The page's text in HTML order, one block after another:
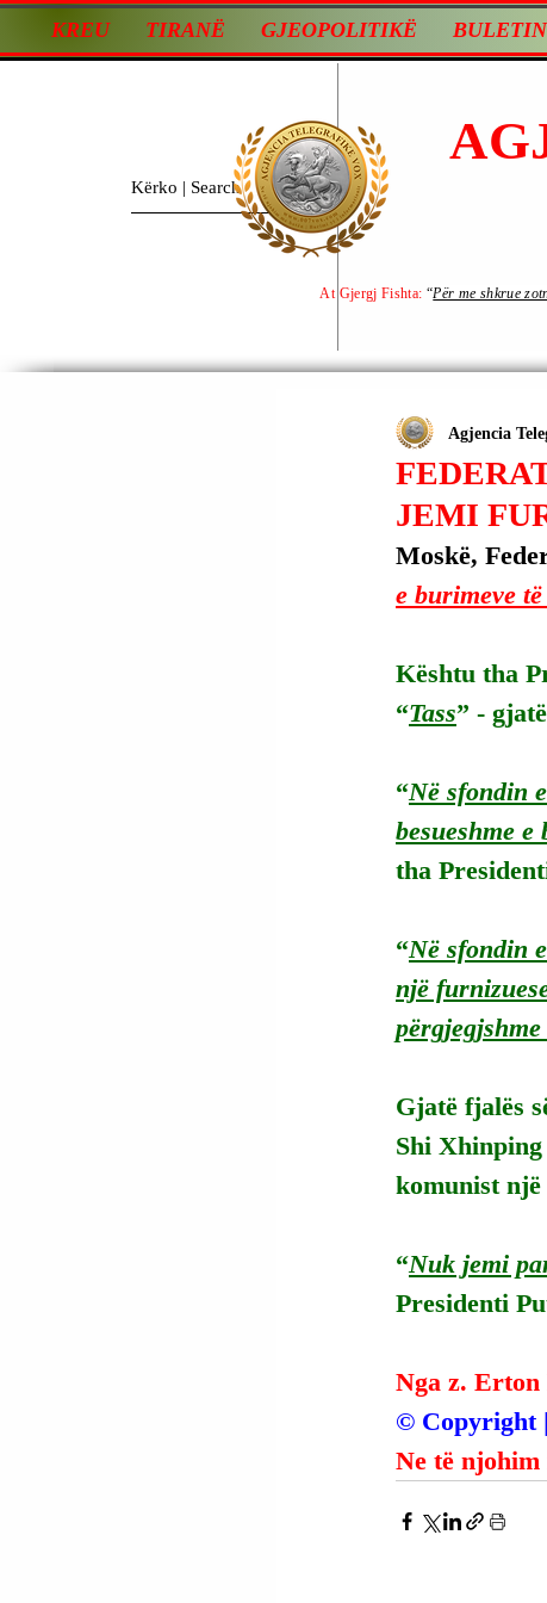
KREU TIRANË GJEOPOLITIKË
At Gjergj Fishta: “Për me shkrue
JEMI
Agjencia
Moskë,
e burimeve
Kështu tha
“Tass” -
“Në sfondin
besueshme
tha
“Në sfondin
një
Gjatë fjalës
Shi
komunist
“Nuk jemi
Presidenti
Nga z. Erton
© Copyright
Ne të njohim